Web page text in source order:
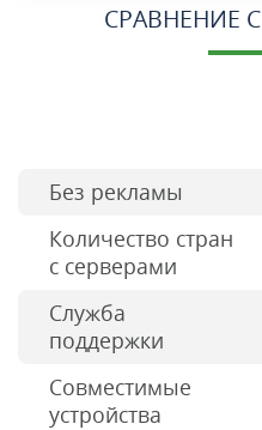
СРАВНЕНИЕ
Без рекламы
Количество стран
с серверами
Служба
поддержки
Совместимые
устройства